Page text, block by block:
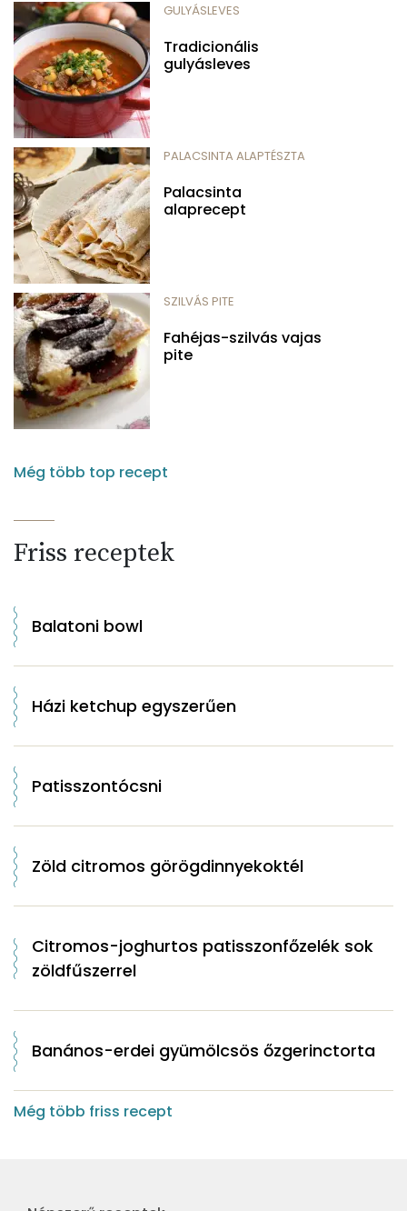
GULYÁSLEVES
Tradicionális
gulyásleves
PALACSINTA ALAPTÉSZTA
Palacsinta
alaprecept
SZILVÁS PITE
Fahéjas-szilvás vajas
pite
Még több top recept
Friss receptek
Balatoni bowl
Házi ketchup egyszerűen
Patisszontócsni
Zöld citromos görögdinnyekoktél
Citromos-joghurtos patisszonfőzelék sok
zöldfűszerrel
Banános-erdei gyümölcsös őzgerinctorta
Még több friss recept